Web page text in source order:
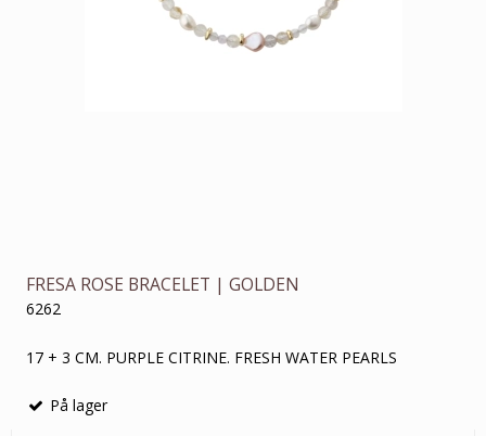
FRESA ROSE BRACELET | GOLDEN
6262
17 + 3 CM. PURPLE CITRINE. FRESH WATER PEARLS
På lager